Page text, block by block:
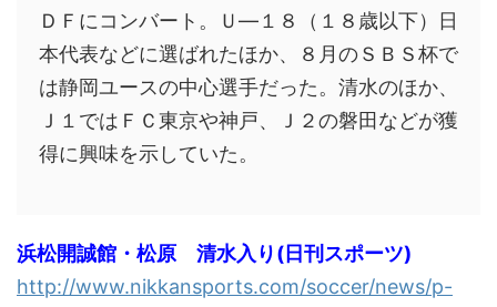
ＤＦにコンバート。Ｕ―１８（１８歳以下）日
本代表などに選ばれたほか、８月のＳＢＳ杯で
は静岡ユースの中心選手だった。清水のほか、
Ｊ１ではＦＣ東京や神戸、Ｊ２の磐田などが獲
得に興味を示していた。
浜松開誠館・松原 清水入り(日刊スポーツ)
http://www.nikkansports.com/soccer/news/p-